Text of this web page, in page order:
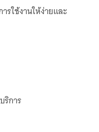
ใช้งานให้ง่ายและ
การ